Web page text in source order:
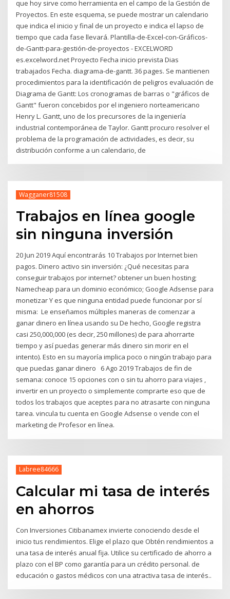
que hoy sirve como herramienta en el campo de la Gestión de
Proyectos. En este esquema, se puede mostrar un calendario
que indica el inicio y final de un proyecto e indica el lapso de
tiempo que cada fase llevará. Plantilla-de-Excel-con-Gráficos-
de-Gantt-para-gestión-de-proyectos - EXCELWORD
es.excelword.net Proyecto Fecha inicio prevista Dias
trabajados Fecha. diagrama-de-gantt. 36 pages. Se mantienen
procedimientos para la identificación de peligros evaluación de
Diagrama de Gantt: Los cronogramas de barras o "gráficos de
Gantt" fueron concebidos por el ingeniero norteamericano
Henry L. Gantt, uno de los precursores de la ingeniería
industrial contemporánea de Taylor. Gantt procuro resolver el
problema de la programación de actividades, es decir, su
distribución conforme a un calendario, de
Wagganer81508
Trabajos en línea google
sin ninguna inversión
20 Jun 2019 Aquí encontrarás 10 Trabajos por Internet bien
pagos. Dinero activo sin inversión: ¿Qué necesitas para
conseguir trabajos por internet? obtener un buen hosting;
Namecheap para un dominio económico; Google Adsense para
monetizar Y es que ninguna entidad puede funcionar por sí
misma: Le enseñamos múltiples maneras de comenzar a
ganar dinero en línea usando su De hecho, Google registra
casi 250,000,000 (es decir, 250 millones) de para ahorrarte
tiempo y así puedas generar más dinero sin morir en el
intento). Esto en su mayoría implica poco o ningún trabajo para
que puedas ganar dinero 6 Ago 2019 Trabajos de fin de
semana: conoce 15 opciones con o sin tu ahorro para viajes ,
invertir en un proyecto o simplemente comprarte eso que de
todos los trabajos que aceptes para no atrasarte con ninguna
tarea. vincula tu cuenta en Google Adsense o vende con el
marketing de Profesor en línea.
Labree84666
Calcular mi tasa de interés
en ahorros
Con Inversiones Citibanamex invierte conociendo desde el
inicio tus rendimientos. Elige el plazo que Obtén rendimientos a
una tasa de interés anual fija. Utilice su certificado de ahorro a
plazo con el BP como garantía para un crédito personal. de
educación o gastos médicos con una atractiva tasa de interés.​.